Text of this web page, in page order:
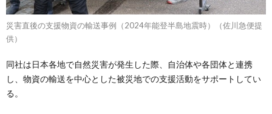
災害直後の支援物資の輸送事例（2024年能登半島地震時）（佐川急便提
供）
同社は日本各地で自然災害が発生した際、自治体や各団体と連携
し、物資の輸送を中心とした被災地での支援活動をサポートしてい
る。